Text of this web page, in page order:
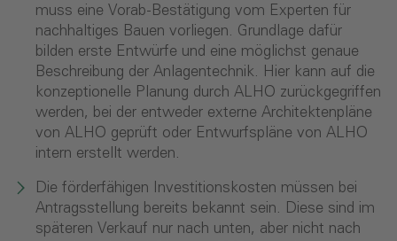
muss eine Vorab-Bestätigung vom Experten für
nachhaltiges Bauen vorliegen. Grundlage dafür
bilden erste Entwürfe und eine möglichst genaue
Beschreibung der Anlagentechnik. Hier kann auf die
konzeptionelle Planung durch ALHO zurückgegriffen
werden, bei der entweder externe Architektenpläne
von ALHO geprüft oder Entwurfspläne von ALHO
intern erstellt werden.
Die förderfähigen Investitionskosten müssen bei
Antragsstellung bereits bekannt sein. Diese sind im
späteren Verkauf nur nach unten, aber nicht nach